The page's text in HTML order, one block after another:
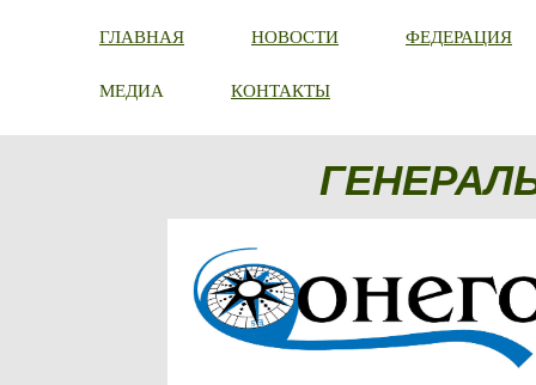
ГЛАВНАЯ НОВОСТИ ФЕДЕРАЦИЯ
МЕДИА КОНТАКТЫ